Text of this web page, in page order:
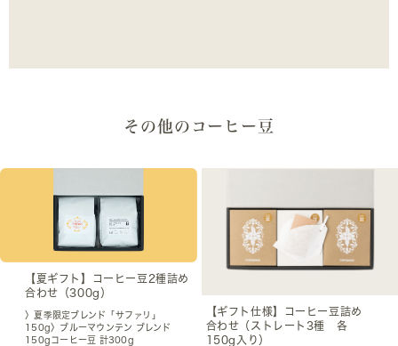
その他のコーヒー豆
【夏ギフト】コーヒー豆2種詰め
合わせ（300g）
〉夏季限定ブレンド「サファリ」
150g〉ブルーマウンテン ブレンド
150gコーヒー豆 計300g
【ギフト仕様】コーヒー豆詰め
合わせ（ストレート3種 各
150g入り）